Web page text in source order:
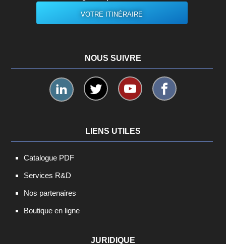
VOTRE ITINÉRAIRE
NOUS SUIVRE
LIENS UTILES
Catalogue PDF
Services R&D
Nos partenaires
Boutique en ligne
JURIDIQUE